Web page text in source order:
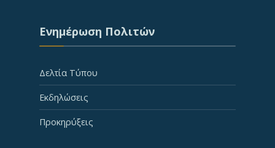
Ενημέρωση Πολιτών
Δελτία Τύπου
Εκδηλώσεις
Προκηρύξεις